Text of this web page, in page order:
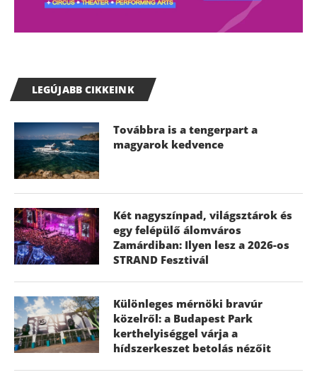
LEGÚJABB CIKKEINK
Továbbra is a tengerpart a
magyarok kedvence
Két nagyszínpad, világsztárok és
egy felépülő álomváros
Zamárdiban: Ilyen lesz a 2026-os
STRAND Fesztivál
Különleges mérnöki bravúr
közelről: a Budapest Park
kerthelyiséggel várja a
hídszerkeszet betolás nézőit